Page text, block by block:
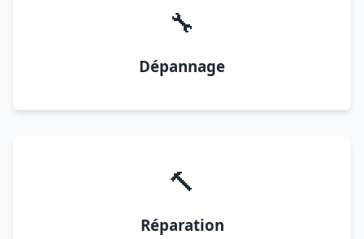
🔧
Dépannage
🔨
Réparation